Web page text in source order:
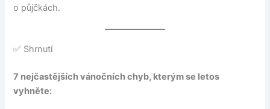
o půjčkách.
✅ Shrnutí
7 nejčastějších vánočních chyb, kterým se letos
vyhněte: